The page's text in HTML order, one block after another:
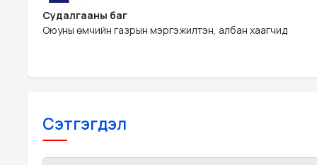
Судалгааны баг
Оюуны өмчийн газрын мэргэжилтэн, албан хаагчид
Сэтгэгдэл